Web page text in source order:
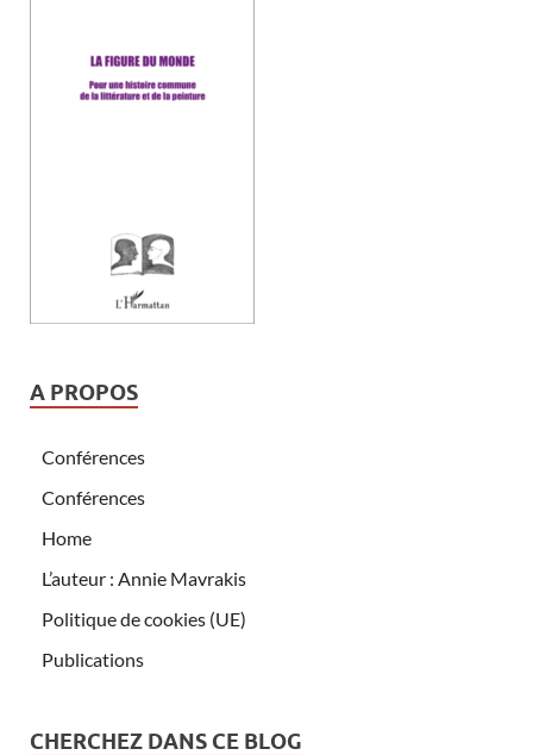
A PROPOS
Conférences
Conférences
Home
L’auteur : Annie Mavrakis
Politique de cookies (UE)
Publications
CHERCHEZ DANS CE BLOG